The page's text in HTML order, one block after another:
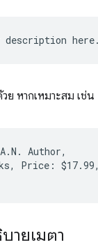
ย หากเหมาะสม เช่น
Author,
Price: $17.99,
ายเมตา